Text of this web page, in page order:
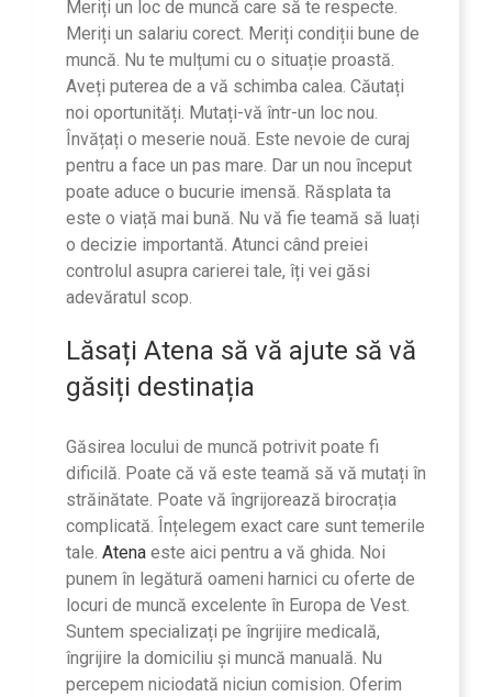
Meriți un loc de muncă care să te respecte.
Meriți un salariu corect. Meriți condiții bune de
muncă. Nu te mulțumi cu o situație proastă.
Aveți puterea de a vă schimba calea. Căutați
noi oportunități. Mutați-vă într-un loc nou.
Învățați o meserie nouă. Este nevoie de curaj
pentru a face un pas mare. Dar un nou început
poate aduce o bucurie imensă. Răsplata ta
este o viață mai bună. Nu vă fie teamă să luați
o decizie importantă. Atunci când preiei
controlul asupra carierei tale, îți vei găsi
adevăratul scop.
Lăsați Atena să vă ajute să vă
găsiți destinația
Găsirea locului de muncă potrivit poate fi
dificilă. Poate că vă este teamă să vă mutați în
străinătate. Poate vă îngrijorează birocrația
complicată. Înțelegem exact care sunt temerile
tale. Atena este aici pentru a vă ghida. Noi
punem în legătură oameni harnici cu oferte de
locuri de muncă excelente în Europa de Vest.
Suntem specializați pe îngrijire medicală,
îngrijire la domiciliu și muncă manuală. Nu
percepem niciodată niciun comision. Oferim